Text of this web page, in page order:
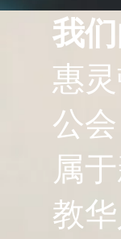
我
惠
公
属
教